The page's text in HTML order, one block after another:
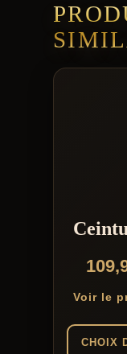
Voir le
CHOIX